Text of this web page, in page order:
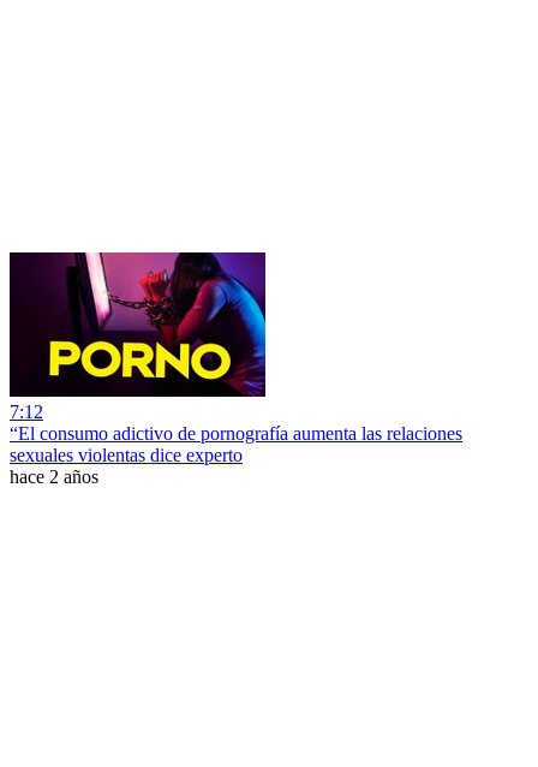
7:12
“El consumo adictivo de pornografía aumenta las relaciones
sexuales violentas dice experto
hace 2 años